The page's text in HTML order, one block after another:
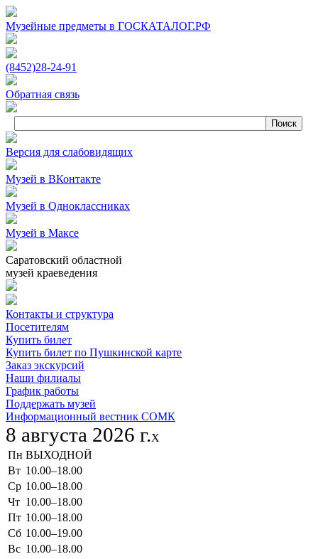
Музейные предметы в ГОСКАТАЛОГ.РФ
(8452)28‑24‑91
Обратная связь
Версия для слабовидящих
Музей в ВКонтакте
Музей в Одноклассниках
Музей в Максе
Саратовский областной
музей краеведения
Контакты и структура
Посетителям
Купить билет
Купить билет по Пушкинской карте
Заказ экскурсий
Наши филиалы
График работы
Поддержать музей
Информационный вестник СОМК
8 августа 2026 г.X
Пн ВЫХОДНОЙ
Вт 10.00–18.00
Ср 10.00–18.00
Чт 10.00–18.00
Пт 10.00–18.00
Сб 10.00–19.00
Вс 10.00–18.00